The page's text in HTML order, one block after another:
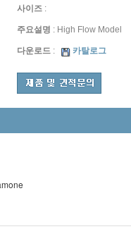
사이즈 :
주요설명 : High Flow Model
다운로드 : 카탈로그